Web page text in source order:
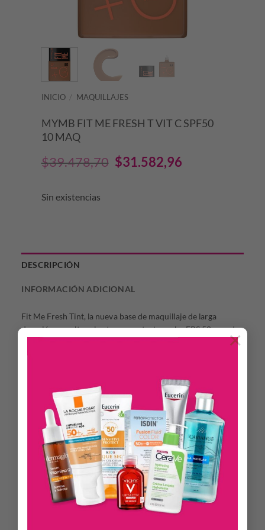
×
INICIO / MAQUILLAJES
MYMB FIT ME FRESH T VIT C SPF50
10 MAQ
$39.478,70 El
$31.582,96
Sin existencias
DESCRIPCIÓN
INFORMACIÓN ADICIONAL
Fit Me Fresh Tint, la nueva base de maquillaje de larga
duración con alta cobertura y protector solar FPS 50, creada
controlan la grasa de la piel. Obten un look natural y sano con
Matte con factor de proteccion FPS 57.
MODO DE USO:
Paso 1: Aplica la base de maquillaje Fit Me Fresh Tint sobre el
rostro limpio y seco.
Paso 2: Usa tus dedos o una brocha para base y distribuila de
manera uniforme en tu rostro, hasta lograr una cobertura
natural y los beneficios para el cuidado de la piel.